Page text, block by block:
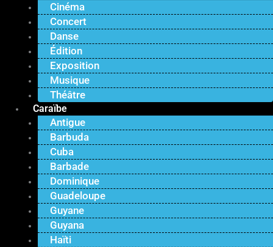
Cinéma
Concert
Danse
Édition
Exposition
Musique
Théâtre
Caraïbe
Antigue
Barbuda
Cuba
Barbade
Dominique
Guadeloupe
Guyane
Guyana
Haïti